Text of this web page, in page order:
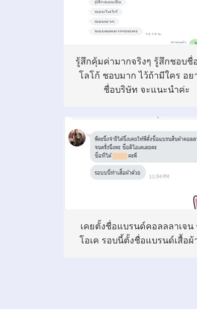
รู้สึกคุ้มค่ามากจริงๆ รู้สึกชอบชื่
โลโก้ ชอบมาก ไว้ถ้ามีใคร อย
ชื่อบริษัท จะแนะนำค่ะ
เคยตั้งชื่อแบรนด์คอลลลาเจน
โอเค รอบนี้ตั้งชื่อแบรนด์เสื้อผ้